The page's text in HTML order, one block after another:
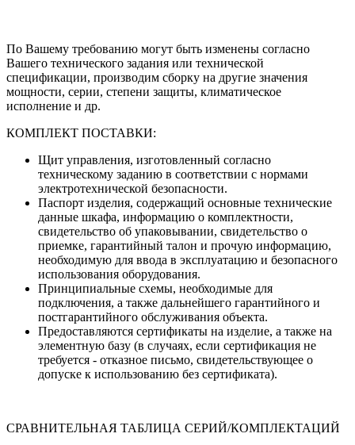
По Вашему требованию могут быть изменены согласно
Вашего технического задания или технической
спецификации, производим сборку на другие значения
мощности, серии, степени защиты, климатическое
исполнение и др.
КОМПЛЕКТ ПОСТАВКИ:
Щит управления, изготовленный согласно
техническому заданию в соответствии с нормами
электротехнической безопасности.
Паспорт изделия, содержащий основные технические
данные шкафа, информацию о комплектности,
свидетельство об упаковывании, свидетельство о
приемке, гарантийный талон и прочую информацию,
необходимую для ввода в эксплуатацию и безопасного
использования оборудования.
Принципиальные схемы, необходимые для
подключения, а также дальнейшего гарантийного и
постгарантийного обслуживания объекта.
Предоставляются сертификаты на изделие, а также на
элементную базу (в случаях, если сертификация не
требуется - отказное письмо, свидетельствующее о
допуске к использованию без сертификата).
СРАВНИТЕЛЬНАЯ ТАБЛИЦА СЕРИЙ/КОМПЛЕКТАЦИЙ